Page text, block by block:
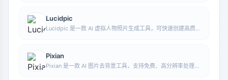
Lucidpic
Lucidpic 是一款 AI 虚拟人物照片生成工具，可快速创建高质量
Pixian
Pixian 是一款 AI 图片去背景工具，支持免费、高分辨率处理，